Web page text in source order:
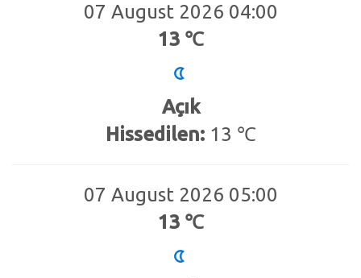
07 August 2026 04:00
13 ℃
Açık
Hissedilen:13 ℃
07 August 2026 05:00
13 ℃